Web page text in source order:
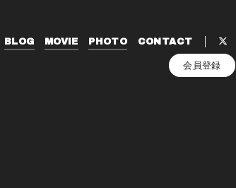
BLOG MOVIE PHOTO CONTACT
会員登録